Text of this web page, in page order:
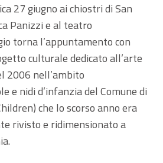
27 giugno ai chiostri di San
Panizzi e al teatro
torna l’appuntamento con
culturale dedicato all’arte
2006 nell’ambito
e nidi d’infanzia del Comune di
che lo scorso annoera
rivisto e ridimensionato a